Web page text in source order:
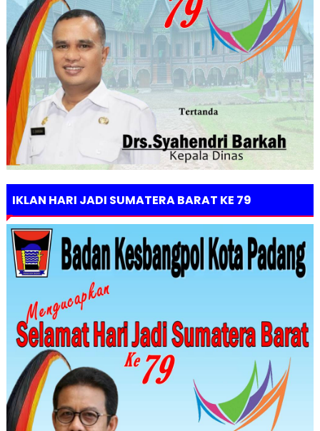
IKLAN HARI JADI SUMATERA BARAT KE 79